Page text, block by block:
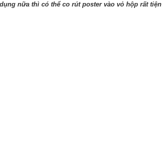
nữa thì có thể co rút poster vào vỏ hộp rất tiện